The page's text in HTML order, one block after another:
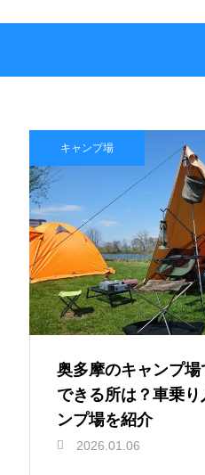
キャンプ場
奥多摩のキャンプ
できる所は？車乗
ンプ場を紹介
2026.01.06